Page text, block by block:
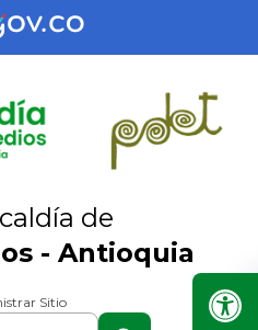
de
- Antioquia
Sitio